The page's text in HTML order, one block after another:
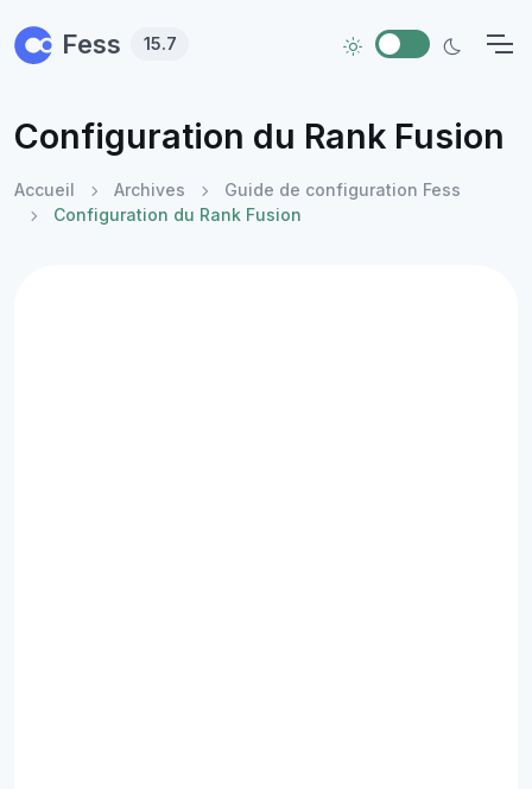
Fess 15.7
Configuration du Rank Fusion
Accueil Archives
Guide de configuration Fess
Configuration du Rank Fusion